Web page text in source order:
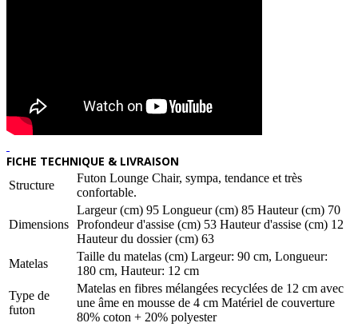
FICHE TECHNIQUE & LIVRAISON
Structure
Futon Lounge Chair, sympa, tendance et très
confortable.
Dimensions
Largeur (cm) 95 Longueur (cm) 85 Hauteur (cm) 70
Profondeur d'assise (cm) 53 Hauteur d'assise (cm) 12
Hauteur du dossier (cm) 63
Matelas
Taille du matelas (cm) Largeur: 90 cm, Longueur:
180 cm, Hauteur: 12 cm
Type de
futon
Matelas en fibres mélangées recyclées de 12 cm avec
une âme en mousse de 4 cm Matériel de couverture
80% coton + 20% polyester